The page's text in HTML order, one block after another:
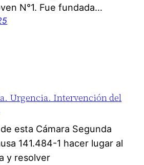
N°1. Fue fundada…
Urgencia. Intervención del
esta Cámara Segunda
141.484-1 hacer lugar al
y resolver